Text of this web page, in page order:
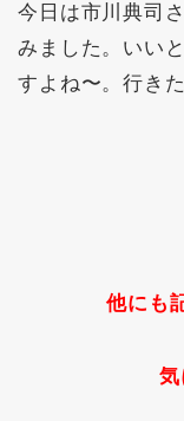
今日は市川典司
みました。いい
すよね〜。行きた
他にも